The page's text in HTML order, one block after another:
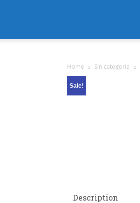
Velez
Home Sin categoría
Sale!
Description